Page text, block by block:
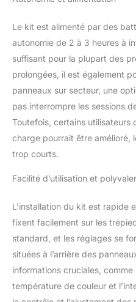
Le kit est alimenté par des
autonomie de 2 à 3 heures à
suffisant pour la plupart des
prolongées, il est également
panneaux sur secteur, une
pas interrompre les sessions
Toutefois, certains utilisateurs
charge pourrait être amélioré,
trop courts.
Facilité d’utilisation et
L’installation du kit est rapide
fixent facilement sur les
standard, et les réglages se
situées à l’arrière des
informations cruciales,
température de couleur et